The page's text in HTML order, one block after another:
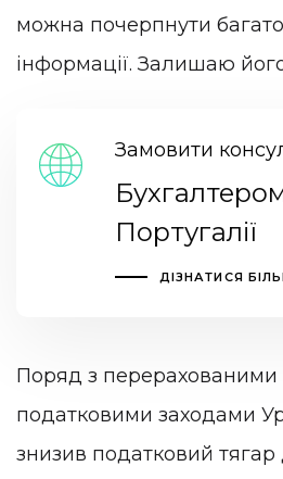
можна почерпнути багато
інформації. Залишаю
Замовити
Португалії
ДІЗНАТИСЯ
Поряд з
податковими заходами
знизив податковий